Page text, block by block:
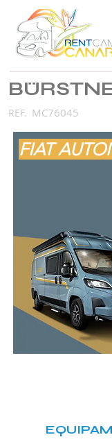
REF. MC76045
FIAT